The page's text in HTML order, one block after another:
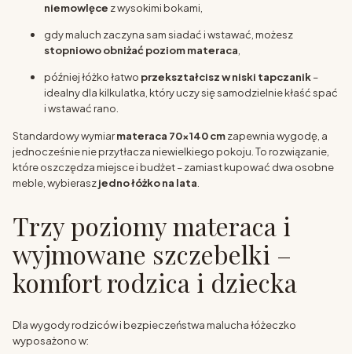
niemowlęce z wysokimi bokami,
gdy maluch zaczyna sam siadać i wstawać, możesz
stopniowo obniżać poziom materaca,
później łóżko łatwo przekształcisz w niski tapczanik–
idealny dla kilkulatka, który uczy się samodzielnie kłaść spać
i wstawać rano.
Standardowy wymiarmateraca 70x140 cmzapewnia wygodę, a
jednocześnie nie przytłacza niewielkiego pokoju. To rozwiązanie,
które oszczędza miejsce i budżet – zamiast kupować dwa osobne
meble, wybieraszjedno łóżko na lata.
Trzy poziomy materaca i
wyjmowane szczebelki –
komfort rodzica i dziecka
Dla wygody rodziców i bezpieczeństwa malucha łóżeczko
wyposażono w: